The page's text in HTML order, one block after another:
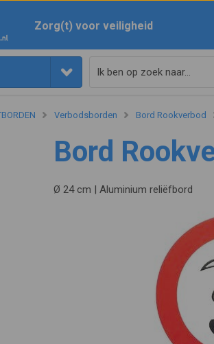
Zorg(t) voor veiligheid
Verbodsborden Bord Rookverbod
Bord
Ø 24 cm | Aluminium reliëfbord